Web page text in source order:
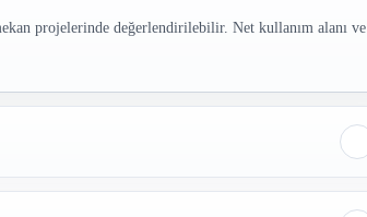
projelerinde değerlendirilebilir. Net kullanım alanı ve